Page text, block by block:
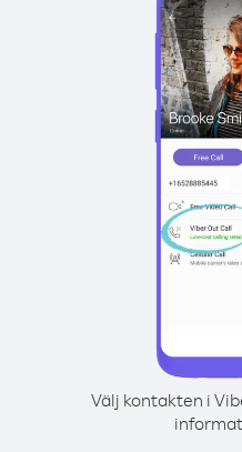
Välj kontakten i